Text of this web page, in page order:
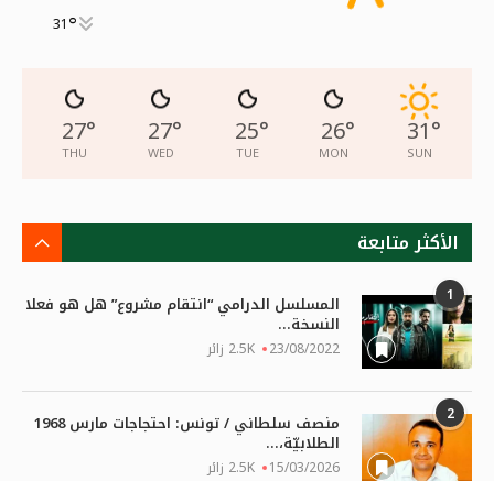
31°
31°
SUN
26°
MON
25°
TUE
27°
WED
27°
THU
الأكثر متابعة
1 المسلسل الدرامي “انتقام مشروع” هل هو فعلا
النسخة...
23/08/2022 2.5K زائر
2 منصف سلطاني / تونس: احتجاجات مارس 1968
الطلابيّة،...
15/03/2026 2.5K زائر